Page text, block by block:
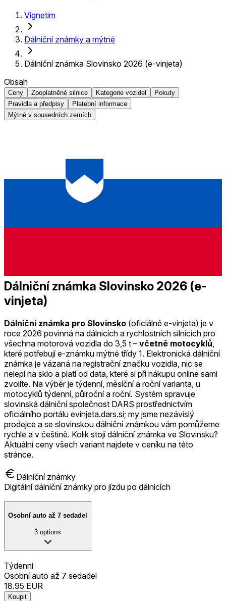
Vignetim
Dálniční známky a mýtné
Dálniční známka Slovinsko 2026 (e-vinjeta)
Obsah
Ceny Zpoplatněné silnice Kategorie vozidel
Pokuty
Pravidla a předpisy
Platební informace
Mýtné v sousedních zemích
Dálniční známka Slovinsko 2026 (e-
vinjeta)
Dálniční známka pro Slovinsko (oficiálně e-vinjeta) je v
roce 2026 povinná na dálnicích a rychlostních silnicích pro
všechna motorová vozidla do 3,5 t – včetně motocyklů
které potřebují e-známku mýtné třídy 1. Elektronická dálniční
známka je vázaná na registrační značku vozidla, nic se
nelepí na sklo a platí od data, které si při nákupu online sami
zvolíte. Na výběr je týdenní, měsíční a roční varianta, u
motocyklů týdenní, půlroční a roční. Systém spravuje
slovinská dálniční společnost DARS prostřednictvím
oficiálního portálu evinjeta.dars.si; my jsme nezávislý
prodejce a se slovinskou dálniční známkou vám pomůžeme
rychle a v češtině. Kolik stojí dálniční známka ve Slovinsku?
Aktuální ceny všech variant najdete v ceníku na této
stránce.
Dálniční známky
Digitální dálniční známky pro jízdu po dálnicích
Osobní auto až 7 sedadel
3 options
Týdenní
Osobní auto až 7 sedadel
18.95 EUR
Koupit